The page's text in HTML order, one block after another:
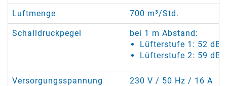
Luftmenge 700 m³/Std.
Schalldruckpegel
bei 1 m Abstand:
Lüfterstufe 1: 52
Lüfterstufe 2: 59
Versorgungsspannung 230 V / 50 Hz / 16 A